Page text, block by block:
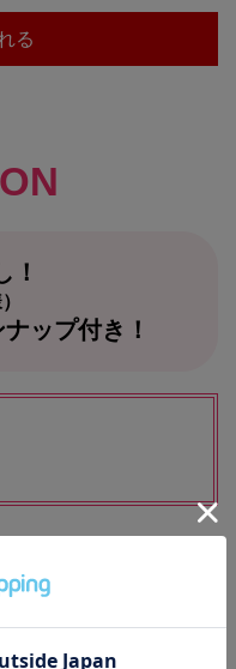
る
！
ップ付き！
ニバッグ付録はつきません